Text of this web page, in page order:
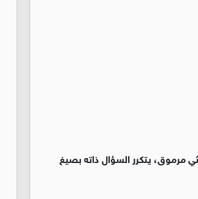
مرموق، يتكرر السؤال ذاته بصيغ